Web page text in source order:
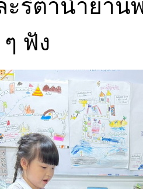
ะริตานำยาน
ๆ ฟัง